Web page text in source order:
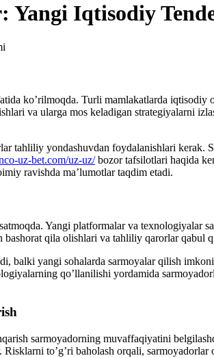
Yangi Iqtisodiy
ko’rilmoqda. Turli mamlakatlarda iqtisodiy
va ularga mos keladigan strategiyalarni
tahliliy yondashuvdan foydalanishlari
uz-bet.com/uz-uz/bozor tafsilotlari haqida
ravishda ma’lumotlar taqdim etadi.
Yangi platformalar va
qila olishlari va tahliliy qarorlar qabul
balki yangi sohalarda sarmoyalar qilish
qo’llanilishi yordamida
sarmoyadorning muvaffaqiyatini
to’g’ri baholash orqali,